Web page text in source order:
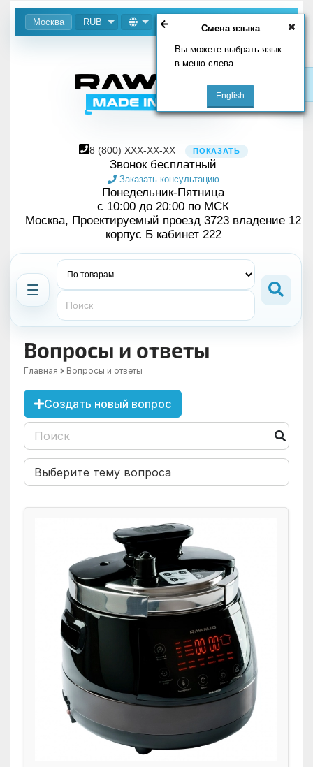
Москва RUB
Смена языка
Вы можете выбрать язык
в меню слева
8 (800) XXX-XX-XX ПОКАЗАТЬ
Звонок бесплатный
Заказать консультацию
Понедельник-Пятница
с 10:00 до 20:00 по МСК
Москва, Проектируемый проезд 3723 владение 12
корпус Б кабинет 222
Вопросы и ответы
Главная Вопросы и ответы
Создать новый вопрос